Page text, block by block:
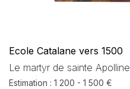
Ecole Catalane vers 1500
Le martyr de sainte Apolline
Estimation : 1 200 - 1 500 €